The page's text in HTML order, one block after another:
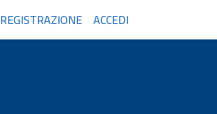
REGISTRAZIONE ACCEDI